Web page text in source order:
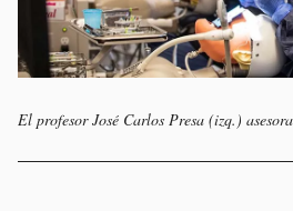
El profesor José Carlos Presa (izq.)